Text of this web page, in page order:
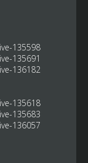
135598
135691
136182
135618
135683
136057